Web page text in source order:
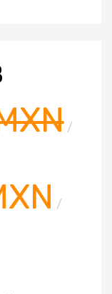
/
/